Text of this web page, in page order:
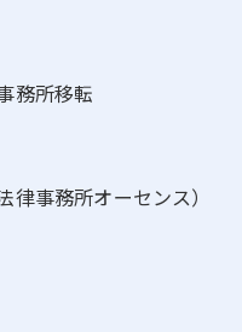
務所移転
事務所オーセンス）